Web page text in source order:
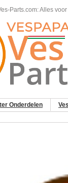
Parts.com: Alles
Onderdelen